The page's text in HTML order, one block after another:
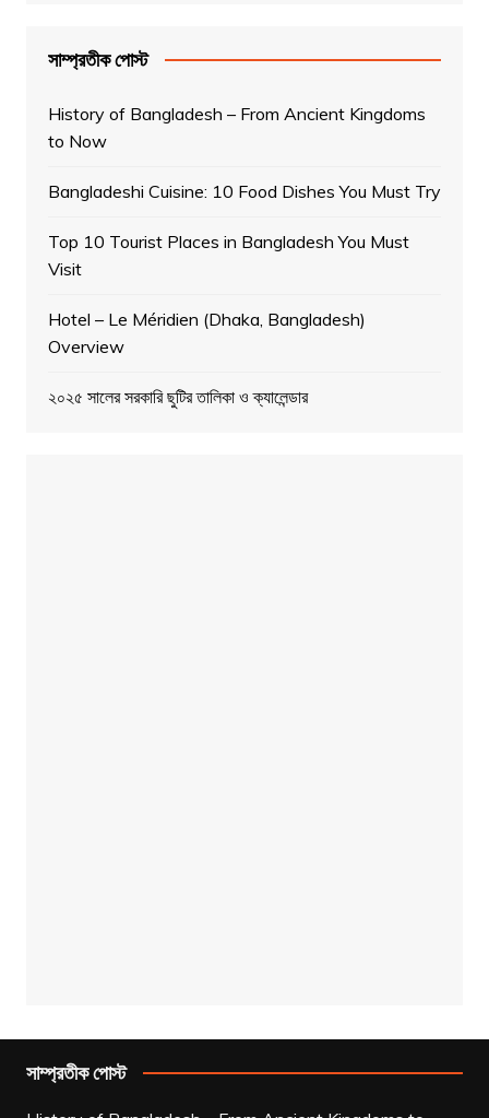
সাম্প্রতীক পোস্ট
History of Bangladesh – From Ancient Kingdoms
to Now
Bangladeshi Cuisine: 10 Food Dishes You Must Try
Top 10 Tourist Places in Bangladesh You Must
Visit
Hotel – Le Méridien (Dhaka, Bangladesh)
Overview
২০২৫ সালের সরকারি ছুটির তালিকা ও ক্যালেন্ডার
সাম্প্রতীক পোস্ট